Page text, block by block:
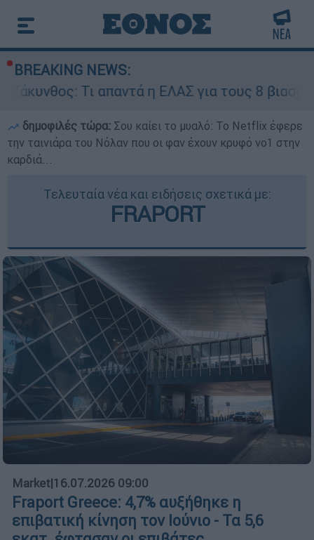
BREAKING NEWS:
απαντά η ΕΛΑΣ για τους 8 βιασμούς
δημοφιλές τώρα: Σου καίει το μυαλό: Το Netflix έφερε
την ταινιάρα του Νόλαν που οι φαν έχουν κρυφό νο1 στην
καρδιά...
Τελευταία νέα και ειδήσεις σχετικά με:
FRAPORT
Market|16.07.2026 09:00
Fraport Greece: 4,7% αυξήθηκε η
επιβατική κίνηση τον Ιούνιο - Τα 5,6